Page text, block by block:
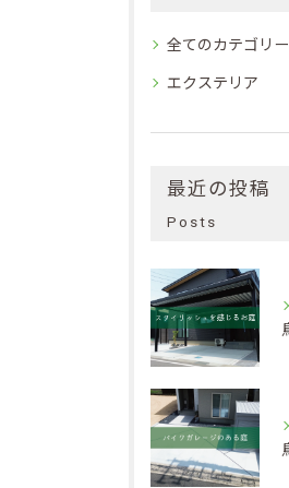
全てのカテゴリー
エクステリア
最近の投稿
Posts